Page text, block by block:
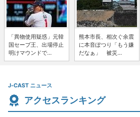
「異物使用疑惑」元韓
国セーブ王、出場停止
明けマウンドで...
熊本市長、相次ぐ余震
に本音ぽつり「もう嫌
だなぁ」 被災...
J-CAST ニュース
アクセスランキング